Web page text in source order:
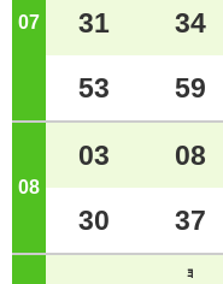
07 31 34
53 59
08 ジ
03 08
30 37
ﾖ